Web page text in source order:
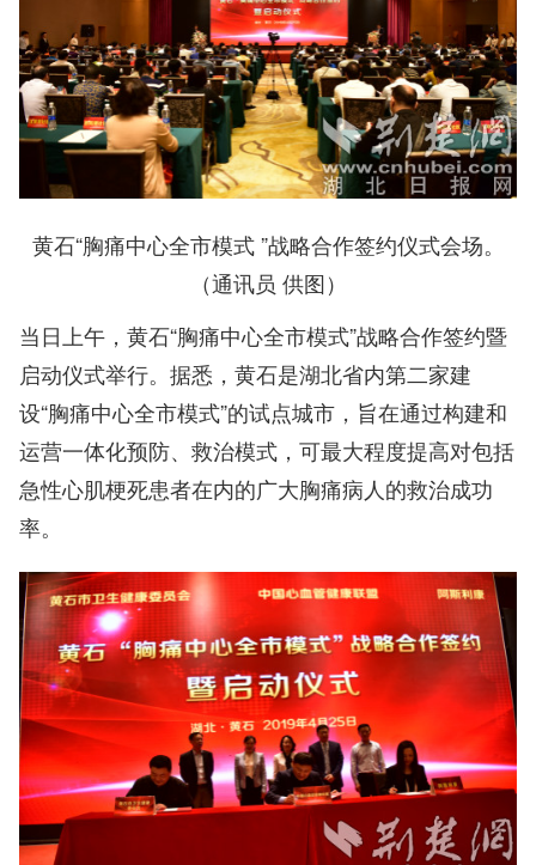
黄石“胸痛中心全市模式 ”战略合作签约仪式会场。
（通讯员 供图）
当日上午，黄石“胸痛中心全市模式”战略合作签约暨
启动仪式举行。据悉，黄石是湖北省内第二家建
设“胸痛中心全市模式”的试点城市，旨在通过构建和
运营一体化预防、救治模式，可最大程度提高对包括
急性心肌梗死患者在内的广大胸痛病人的救治成功
率。